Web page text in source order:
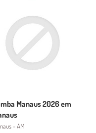
Manaus 2026 em
- AM